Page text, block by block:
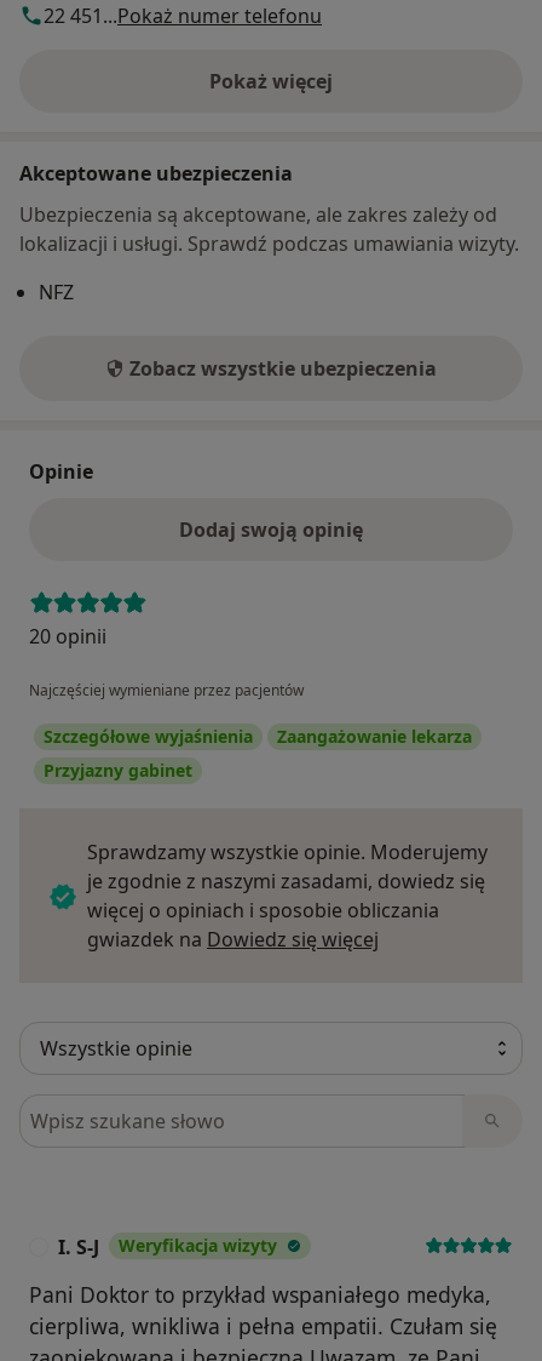
22 451...Pokaż numer telefonu
Pokaż więcej
o adresie
Akceptowane ubezpieczenia
Ubezpieczenia są akceptowane, ale zakres zależy od
lokalizacji i usługi. Sprawdź podczas umawiania wizyty.
NFZ
Zobacz wszystkie ubezpieczenia
Opinie
Dodaj swoją opinię
20 opinii
Najczęściej wymieniane przez pacjentów
Szczegółowe wyjaśnienia
Zaangażowanie lekarza
Przyjazny gabinet
Sprawdzamy wszystkie opinie. Moderujemy
je zgodnie z naszymi zasadami, dowiedz się
więcej o opiniach i sposobie obliczania
gwiazdek na Dowiedz się więcej
Szukaj w opiniach
I. S-J Weryfikacja wizyty
Pani Doktor to przykład wspaniałego medyka,
cierpliwa, wnikliwa i pełna empatii. Czułam się